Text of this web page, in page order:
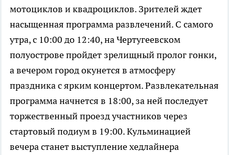
мотоциклов и квадроциклов. Зрителей ждет
насыщенная программа развлечений. С самого
утра, с 10:00 до 12:40, на Чертугеевском
полуострове пройдет зрелищный пролог гонки,
а вечером город окунется в атмосферу
праздника с ярким концертом. Развлекательная
программа начнется в 18:00, за ней последует
торжественный проезд участников через
стартовый подиум в 19:00. Кульминацией
вечера станет выступление хедлайнера